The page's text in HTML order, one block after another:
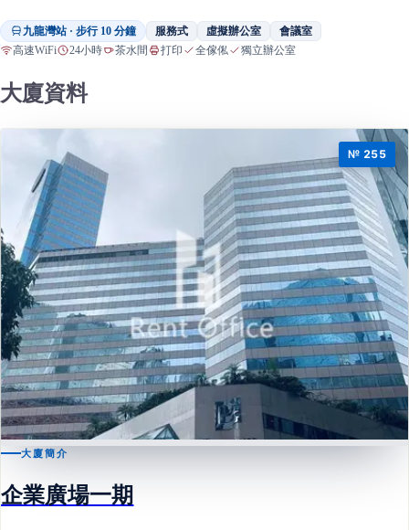
九龍灣站 · 步行 10 分鐘 服務式 虛擬辦公室 會議室
高速WiFi 24小時 茶水間 打印 全傢俬 獨立辦公室
大廈資料
№ 255
企業廣場一期
Enterprise Square One
大廈簡介
企業廣場一期